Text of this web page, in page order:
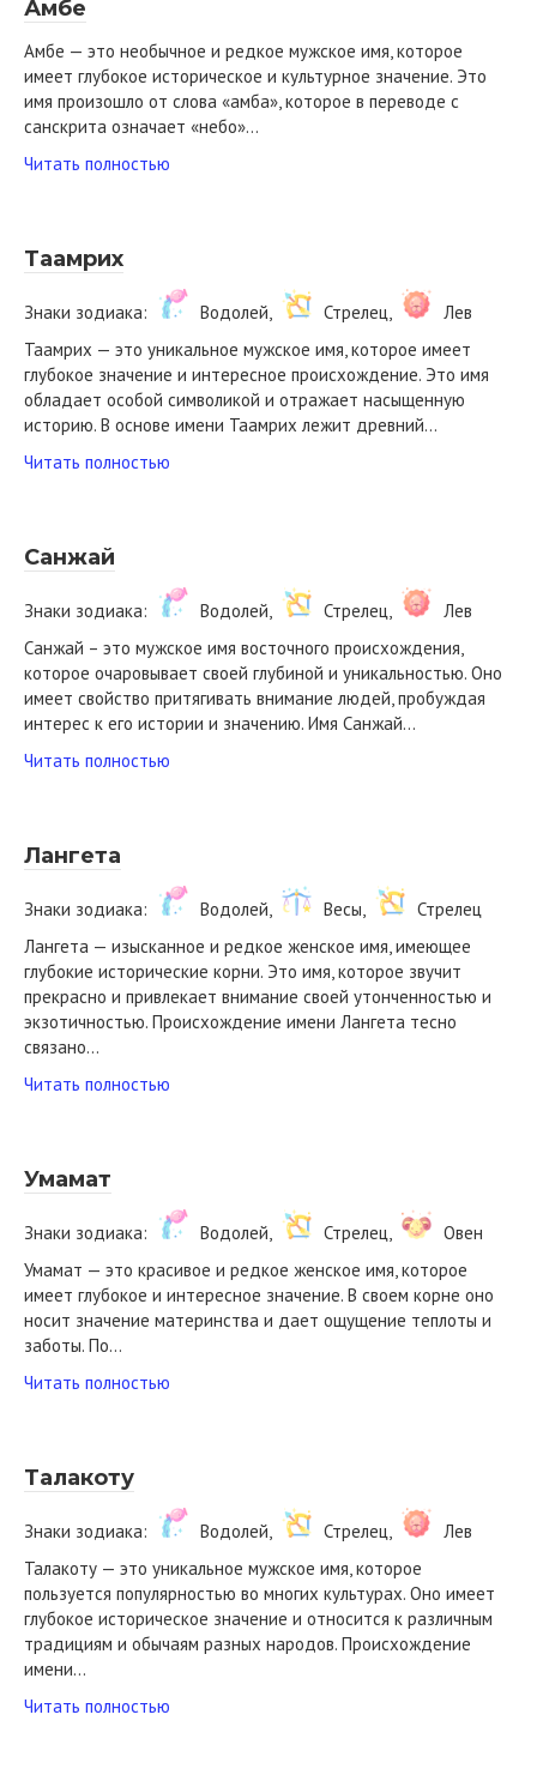
Амбе
Амбе — это необычное и редкое мужское имя, которое
имеет глубокое историческое и культурное значение. Это
имя произошло от слова «амба», которое в переводе с
санскрита означает «небо»…
Читать полностью
Таамрих
Знаки зодиака: Водолей, Стрелец,
Лев
Таамрих — это уникальное мужское имя, которое имеет
глубокое значение и интересное происхождение. Это имя
обладает особой символикой и отражает насыщенную
историю. В основе имени Таамрих лежит древний…
Читать полностью
Санжай
Знаки зодиака: Водолей, Стрелец,
Лев
Санжай – это мужское имя восточного происхождения,
которое очаровывает своей глубиной и уникальностью. Оно
имеет свойство притягивать внимание людей, пробуждая
интерес к его истории и значению. Имя Санжай…
Читать полностью
Лангета
Знаки зодиака: Водолей, Весы,
Стрелец
Лангета — изысканное и редкое женское имя, имеющее
глубокие исторические корни. Это имя, которое звучит
прекрасно и привлекает внимание своей утонченностью и
экзотичностью. Происхождение имени Лангета тесно
связано…
Читать полностью
Умамат
Знаки зодиака: Водолей, Стрелец,
Овен
Умамат — это красивое и редкое женское имя, которое
имеет глубокое и интересное значение. В своем корне оно
носит значение материнства и дает ощущение теплоты и
заботы. По…
Читать полностью
Талакоту
Знаки зодиака: Водолей, Стрелец,
Лев
Талакоту — это уникальное мужское имя, которое
пользуется популярностью во многих культурах. Оно имеет
глубокое историческое значение и относится к различным
традициям и обычаям разных народов. Происхождение
имени…
Читать полностью